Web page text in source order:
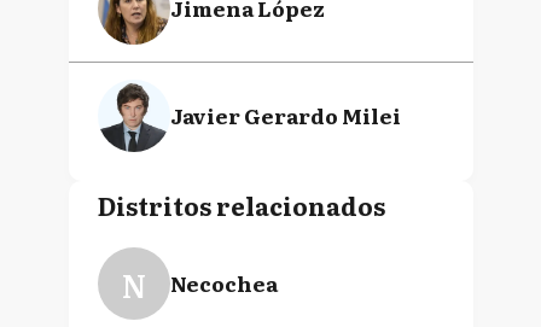
Jimena López
Javier Gerardo Milei
Distritos relacionados
N Necochea